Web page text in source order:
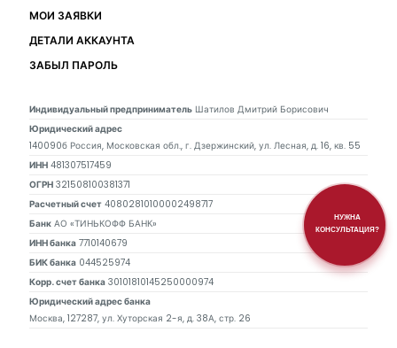
МОИ ЗАЯВКИ
ДЕТАЛИ АККАУНТА
ЗАБЫЛ ПАРОЛЬ
Индивидуальный предприниматель Шатилов Дмитрий Борисович
Юридический адрес
140090б Россия, Московская обл., г. Дзержинский, ул. Лесная, д. 16, кв. 55
ИНН 481307517459
ОГРН 321508100381371
Расчетный счет 40802810100002498717
Банк АО «ТИНЬКОФФ БАНК»
ИНН банка 7710140679
БИК банка 044525974
Корр. счет банка 30101810145250000974
Юридический адрес банка
Москва, 127287, ул. Хуторская 2-я, д. 38А, стр. 26
НУЖНА
КОНСУЛЬТАЦИЯ?